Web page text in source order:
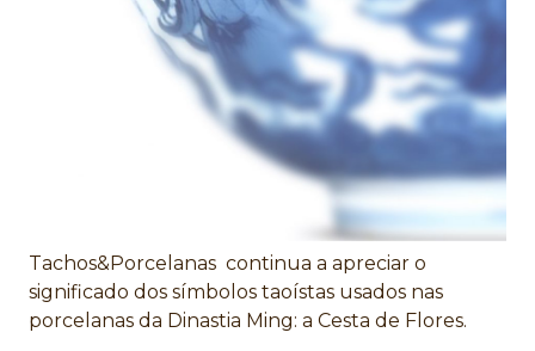
Tachos&Porcelanas continua a apreciar o
significado dos símbolos taoístas usados nas
porcelanas da Dinastia Ming: a Cesta de Flores.